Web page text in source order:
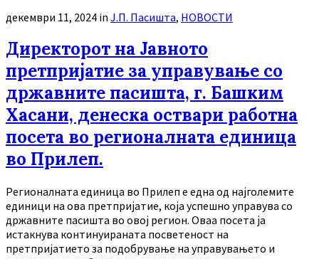
декември 11, 2024 in Ј.П. Пасишта, НОВОСТИ
Директорот на Јавното
претпријатие за управување со
државните пасишта, г. Башким
Хасани, денеска оствари работна
посета во регионалната единица
во Прилеп.
Регионалната единица во Прилеп е една од најголемите
единици на ова претпријатие, која успешно управува со
државните пасишта во овој регион. Оваа посета ја
истакнува континуираната посветеност на
претпријатието за подобрување на управувањето и